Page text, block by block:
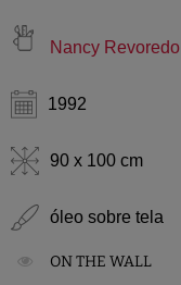
Nancy Revoredo
1992
90 x 100 cm
óleo sobre tela
ON THE WALL